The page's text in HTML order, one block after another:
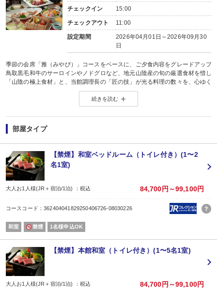
チェックイン 15:00
チェックアウト 11:00
設定期間
2026年04月01日～2026年09月30
日
季節の会席「雅（みやび）」コースをベースに、ご夕食内容をグレードアップ
鳥取黒毛和牛のサーロインやノドグロなど、地元山陰産の旬の厳選食材を惜
「山陰の極上食材」と、当館調理長の「匠の技」が光る料理の数々を、心ゆく
ご予約はお一人様より承ります♪
※一部のお料理内容は、シーズンと食材状況により変わります(全12品)。
※お品書き詳細につきましては、プラン画像をご参考下さいませ(料理画像は参
※お食事開始時間：17:30〜(最終18:30〜)
【朝食】
料理長が地産地消にこだわった和朝食をご用意。
温かいお味噌汁をはじめ、心と身体にやさしい健康的な朝ごはんをご用意して
※ご朝食開始時間：7:00〜(最終8:00〜)
【お食事場所】
夕食／朝食：レストラン又はお食事会場
【ラドン熱気浴】
ご希望の際は、予めお電話か当館公式HPよりご予約をお願いいたします(料金
【大浴場利用時間】
・6:00〜23:30（最終23:00、13:00〜15:00は清掃のためご利用頂けません）
※客室にユニットバス・シャワー等はございません(シャワー付和洋室を除く)。
【露天風呂利用時間】
・8:00〜20:00
【客室設備】
電気ポット/冷蔵庫（電源を抜いております。）/無料金庫
※お部屋にユニットバスはございません、ご入浴・シャワーは大浴場をご利用
【アメニティ】
続きを読む
部屋タイプ
【禁煙】和室ベッドルーム（トイレ付き）(1〜2
名1室)
大人お1人様(JR＋宿泊/1泊) ：税込 84,700円～99,100円
コースコード：362404041829250406726-08030226
和室 禁煙 1名様申込OK
【禁煙】本館和室（トイレ付き）(1〜5名1室)
大人お1人様(JR＋宿泊/1泊) ：税込 84,700円～99,100円